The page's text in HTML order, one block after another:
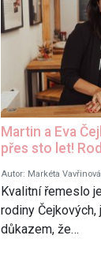
Martin a Eva
přes sto let!
Autor: Markéta
Kvalitní řemeslo
rodiny
důkazem, že…